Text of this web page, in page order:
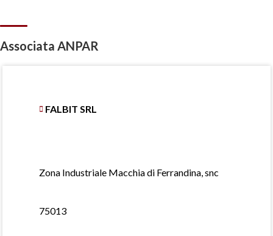
Associata ANPAR
FALBIT SRL
Zona Industriale Macchia di Ferrandina, snc
75013